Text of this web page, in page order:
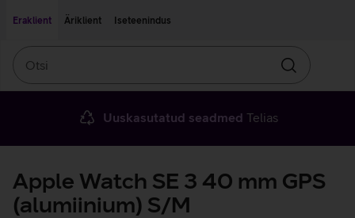
Eraklient
Äriklient Iseteenindus
Otsin
Uuskasutatud seadmed Telias
Apple Watch SE 3 40 mm GPS
(alumiinium) S/M